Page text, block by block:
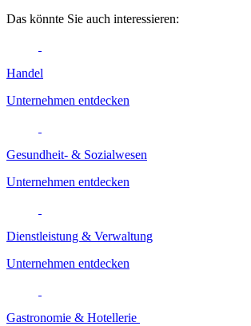
Das könnte Sie auch interessieren:
Handel
Unternehmen entdecken
Gesundheit- & Sozialwesen
Unternehmen entdecken
Dienstleistung & Verwaltung
Unternehmen entdecken
Gastronomie & Hotellerie